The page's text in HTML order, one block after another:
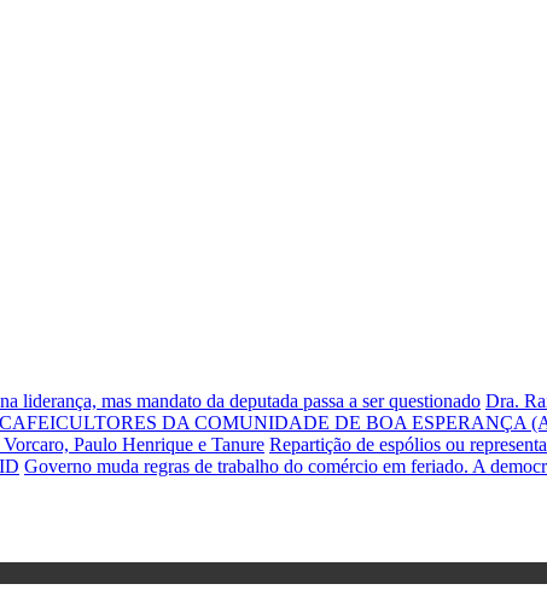
liderança, mas mandato da deputada passa a ser questionado Dra.
DA COMUNIDADE DE BOA ESPERANÇA
Paulo Henrique e Tanure Repartição de espólios ou
Governo muda regras de trabalho do comércio em feriado. A